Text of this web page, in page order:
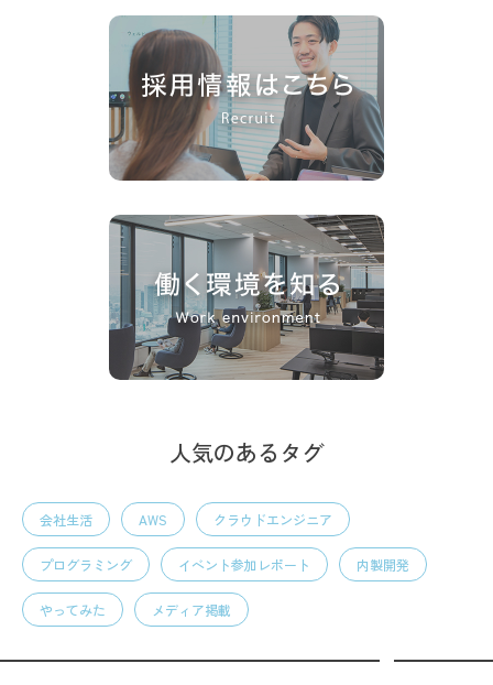
人気のあるタグ
会社生活 AWS クラウドエンジニア
プログラミング イベント参加レポート 内製開発
やってみた メディア掲載